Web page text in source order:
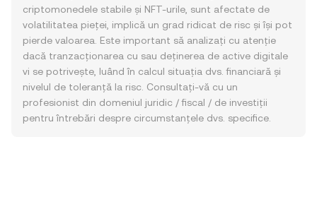
criptomonedele stabile și NFT-urile, sunt afectate de
volatilitatea pieței, implică un grad ridicat de risc și își pot
pierde valoarea. Este important să analizați cu atenție
dacă tranzacționarea cu sau deținerea de active digitale
vi se potrivește, luând în calcul situația dvs. financiară și
nivelul de toleranță la risc. Consultați-vă cu un
profesionist din domeniul juridic / fiscal / de investiții
pentru întrebări despre circumstanțele dvs. specifice.